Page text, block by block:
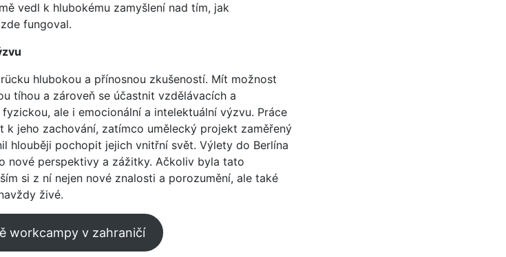
vedl k hlubokému zamyšlení nad tím, jak
fungoval.
hlubokou a přínosnou zkušeností. Mít možnost
tíhou a zároveň se účastnit vzdělávacích a
ale i emocionální a intelektuální výzvu. Práce
jeho zachování, zatímco umělecký projekt zaměřený
hlouběji pochopit jejich vnitřní svět. Výlety do Berlína
nové perspektivy a zážitky. Ačkoliv byla tato
si z ní nejen nové znalosti a porozumění, ale také
živé.
workcampy v zahraničí